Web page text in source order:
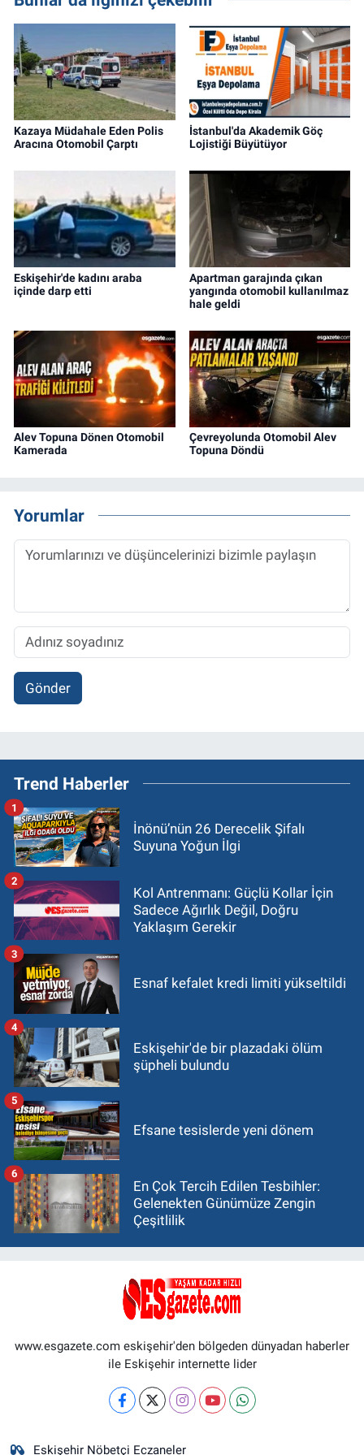
Kazaya Müdahale Eden Polis
Aracına Otomobil Çarptı
İstanbul'da Akademik Göç
Lojistiği Büyütüyor
Eskişehir'de kadını araba
içinde darp etti
Apartman garajında çıkan
yangında otomobil kullanılmaz
hale geldi
Alev Topuna Dönen Otomobil
Kamerada
Çevreyolunda Otomobil Alev
Topuna Döndü
Yorumlar
Gönder
Trend Haberler
İnönü’nün 26 Derecelik Şifalı
Suyuna Yoğun İlgi
1
Kol Antrenmanı: Güçlü Kollar İçin
Sadece Ağırlık Değil, Doğru
Yaklaşım Gerekir
2
Esnaf kefalet kredi limiti yükseltildi
3
Eskişehir'de bir plazadaki ölüm
şüpheli bulundu
4
Efsane tesislerde yeni dönem
5
En Çok Tercih Edilen Tesbihler:
Gelenekten Günümüze Zengin
Çeşitlilik
6
www.esgazete.com eskişehir'den bölgeden dünyadan haberler
ile Eskişehir internette lider
Eskişehir Nöbetçi Eczaneler